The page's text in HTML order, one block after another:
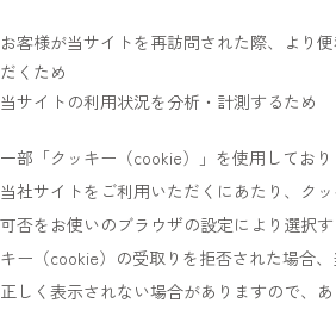
お客様が当サイトを再訪問された際、より
だくため
当サイトの利用状況を分析・計測するため
一部「クッキー（cookie）」を使用しており
当社サイトをご利用いただくにあたり、ク
可否をお使いのブラウザの設定により選択
キー（cookie）の受取りを拒否された場合
正しく表示されない場合がありますので、あ